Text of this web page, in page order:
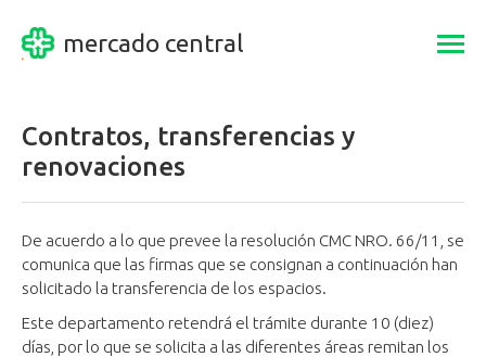
mercado central
Contratos, transferencias y
renovaciones
De acuerdo a lo que prevee la resolución CMC NRO. 66/11, se
comunica que las firmas que se consignan a continuación han
solicitado la transferencia de los espacios.
Este departamento retendrá el trámite durante 10 (diez)
días, por lo que se solicita a las diferentes áreas remitan los